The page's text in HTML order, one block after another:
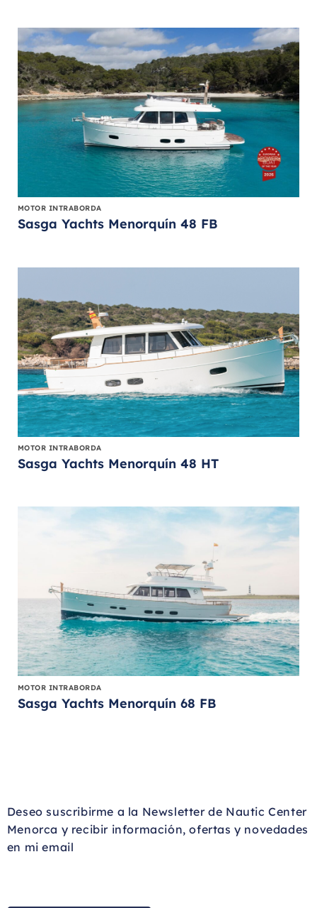
MOTOR INTRABORDA
Sasga Yachts Menorquín 48 FB
MOTOR INTRABORDA
Sasga Yachts Menorquín 48 HT
MOTOR INTRABORDA
Sasga Yachts Menorquín 68 FB
Deseo suscribirme a la Newsletter de Nautic Center
Menorca y recibir información, ofertas y novedades
en mi email